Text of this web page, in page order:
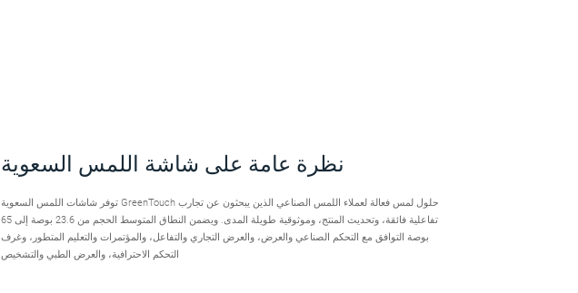
نظرة عامة على شاشة اللمس السعوية
توفر شاشات اللمس السعوية GreenTouch حلول لمس فعالة لعملاء اللمس الصناعي الذين يبحثون عن تجارب
تفاعلية فائقة، وتحديث المنتج، وموثوقية طويلة المدى. ويضمن النطاق المتوسط الحجم من 23.6 بوصة إلى 65
بوصة التوافق مع التحكم الصناعي والعرض، والعرض التجاري والتفاعل، والمؤتمرات والتعليم المتطور، وغرف
التحكم الاحترافية، والعرض الطبي والتشخيص